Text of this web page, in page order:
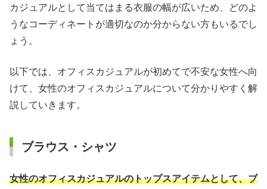
カジュアルとして当てはまる衣服の幅が広いため、どのよ
うなコーディネートが適切なのか分からない方もいるでし
ょう。
以下では、オフィスカジュアルが初めてで不安な女性へ向
けて、女性のオフィスカジュアルについて分かりやすく解
説していきます。
ブラウス・シャツ
女性のオフィスカジュアルのトップスアイテムとして、ブ